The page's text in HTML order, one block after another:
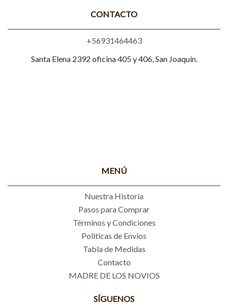
CONTACTO
+56931464463
Santa Elena 2392 oficina 405 y 406, San Joaquín.
MENÚ
Nuestra Historia
Pasos para Comprar
Términos y Condiciones
Politicas de Envios
Tabla de Medidas
Contacto
MADRE DE LOS NOVIOS
SÍGUENOS